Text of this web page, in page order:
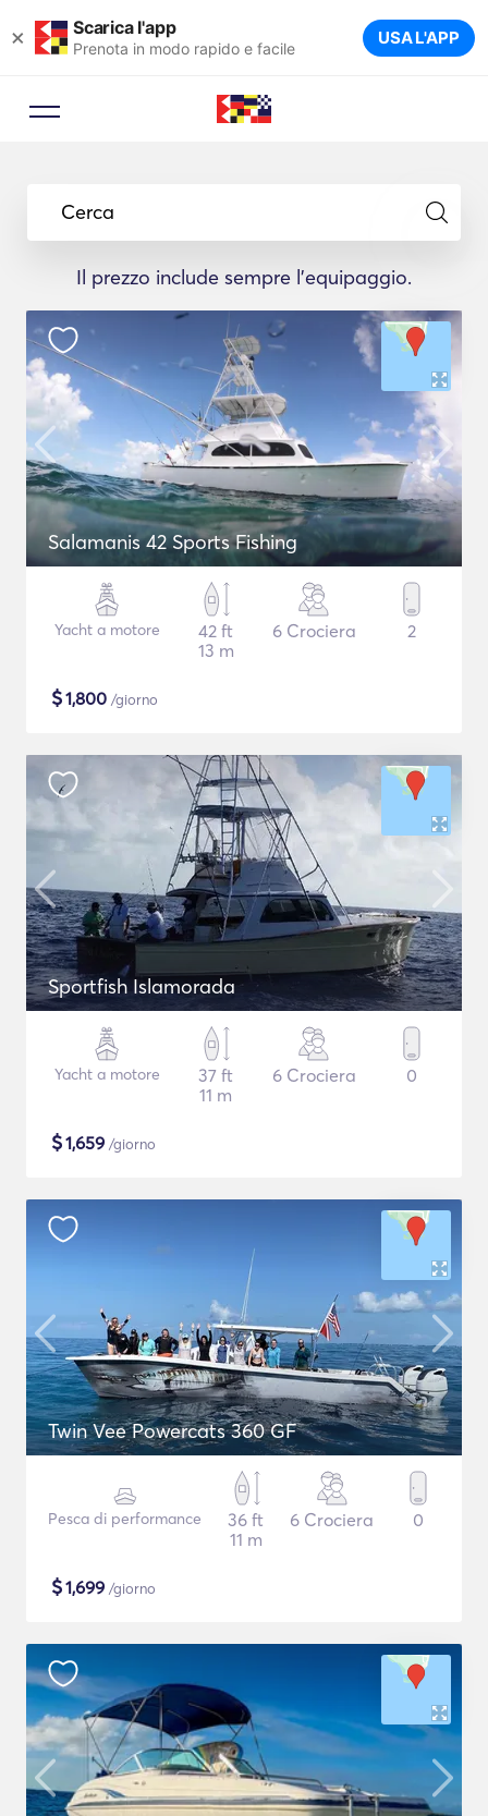
× Scarica l'app
Prenota in modo rapido e facile USA L'APP
Cerca
Il prezzo include sempre l'equipaggio.
Salamanis 42 Sports Fishing
Yacht a motore
42 ft
13 m
6 Crociera 2
$1,800 /giorno
Sportfish Islamorada
Yacht a motore
37 ft
11 m
6 Crociera 0
$1,659 /giorno
Twin Vee Powercats 360 GF
Pesca di performance
36 ft
11 m
6 Crociera 0
$1,699 /giorno